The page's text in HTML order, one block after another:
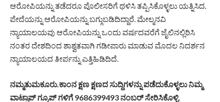
ಆರೋಪಿಯನ್ನು ತಡೆದರೂ ಪೊಲೀಸರಿಗೆ ಥಳಿಸಿ ತಪ್ಪಿಸಿಕೊಳ್ಳಲು ಯತ್ನಿಸಿದ.
ಪೇದೆಯನ್ನು ಆರೋಪಿಯನ್ನು ಬಗ್ಗುಬಡಿದಿದ್ದಾರೆ. ಮೇಲ್ಮನವಿ
ನ್ಯಾಯಾಲಯವು ಆರೋಪಿಯನ್ನು ಒಂದು ವರ್ಷದವರೆಗೆ ಜೈಲಿನಲ್ಲಿರಿಸಿ
ನಂತರ ದೇಶದಿಂದ ಶಾಶ್ವತವಾಗಿ ಗಡೀಪಾರು ಮಾಡುವ ಮೊದಲ ನಿದರ್ಶನ
ನ್ಯಾಯಾಲಯದ ತೀರ್ಪನ್ನು ಎತ್ತಿಹಿಡಿದಿದೆ.
ನಮ್ಮತುಮಕೂರು.ಕಾಂನ ಕ್ಷಣ ಕ್ಷಣದ ಸುದ್ದಿಗಳನ್ನು ಪಡೆದುಕೊಳ್ಳಲು ನಿಮ್ಮ
ವಾಟ್ಸಾಪ್ ಗ್ರೂಪ್ ಗಳಿಗೆ 9686399493 ನಂಬರ್ ಸೇರಿಸಿಕೊಳ್ಳಿ.